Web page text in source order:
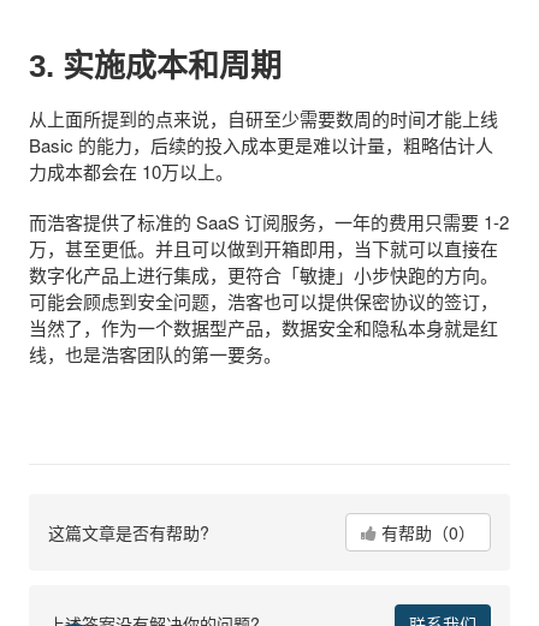
3. 实施成本和周期
从上面所提到的点来说，自研至少需要数周的时间才能上线
Basic 的能力，后续的投入成本更是难以计量，粗略估计人
力成本都会在 10万以上。
而浩客提供了标准的 SaaS 订阅服务，一年的费用只需要 1-2
万，甚至更低。并且可以做到开箱即用，当下就可以直接在
数字化产品上进行集成，更符合「敏捷」小步快跑的方向。
可能会顾虑到安全问题，浩客也可以提供保密协议的签订，
当然了，作为一个数据型产品，数据安全和隐私本身就是红
线，也是浩客团队的第一要务。
这篇文章是否有帮助? 有帮助（0）